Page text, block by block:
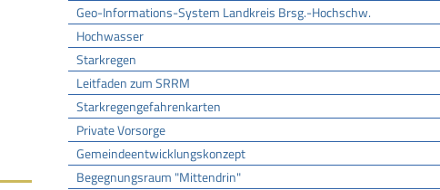
Geo-Informations-System Landkreis Brsg.-Hochschw.
Hochwasser
Starkregen
Leitfaden zum SRRM
Starkregengefahrenkarten
Private Vorsorge
Gemeindeentwicklungskonzept
Begegnungsraum "Mittendrin"